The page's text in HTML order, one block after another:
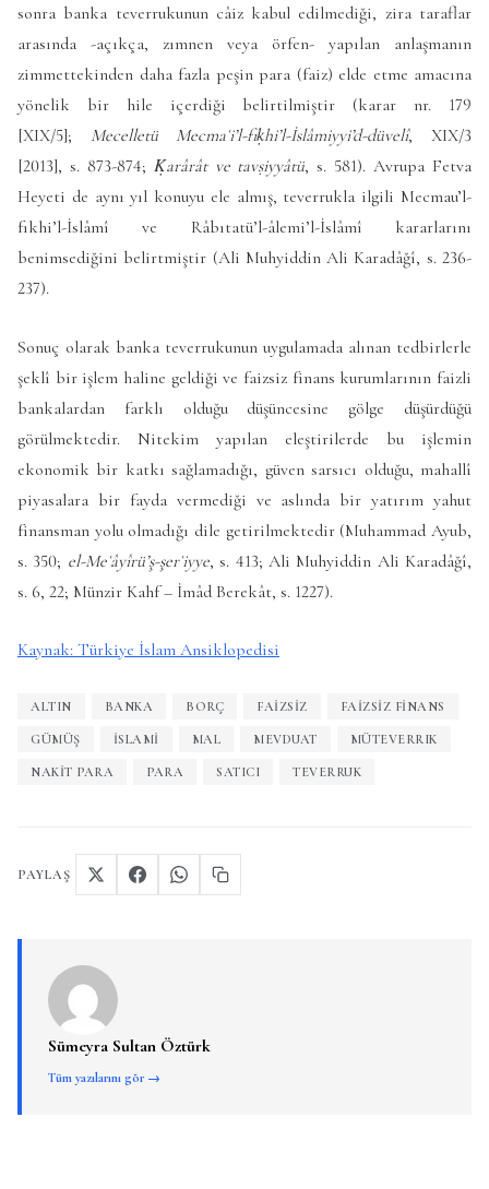
sonra banka teverrukunun câiz kabul edilmediği, zira taraflar
arasında -açıkça, zımnen veya örfen- yapılan anlaşmanın
zimmettekinden daha fazla peşin para (faiz) elde etme amacına
yönelik bir hile içerdiği belirtilmiştir (karar nr. 179
[XIX/5]; Mecelletü Mecmaʿi’l-fıḳhi’l-İslâmiyyi’d-düvelî, XIX/3
[2013], s. 873-874; Ḳarârât ve tavṣiyyâtü, s. 581). Avrupa Fetva
Heyeti de aynı yıl konuyu ele almış, teverrukla ilgili Mecmau’l-
fıkhi’l-İslâmî ve Râbıtatü’l-âlemi’l-İslâmî kararlarını
benimsediğini belirtmiştir (Ali Muhyiddin Ali Karadâğî, s. 236-
237).
Sonuç olarak banka teverrukunun uygulamada alınan tedbirlerle
şeklî bir işlem haline geldiği ve faizsiz finans kurumlarının faizli
bankalardan farklı olduğu düşüncesine gölge düşürdüğü
görülmektedir. Nitekim yapılan eleştirilerde bu işlemin
ekonomik bir katkı sağlamadığı, güven sarsıcı olduğu, mahallî
piyasalara bir fayda vermediği ve aslında bir yatırım yahut
finansman yolu olmadığı dile getirilmektedir (Muhammad Ayub,
s. 350; el-Meʿâyîrü’ş-şerʿiyye, s. 413; Ali Muhyiddin Ali Karadâğî,
s. 6, 22; Münzir Kahf – İmâd Berekât, s. 1227).
Kaynak: Türkiye İslam Ansiklopedisi
ALTIN BANKA BORÇ FAIZSIZ FAIZSIZ FINANS
GÜMÜŞ İSLAMI MAL MEVDUAT MÜTEVERRIK
NAKIT PARA PARA SATICI TEVERRUK
PAYLAŞ
Sümeyra Sultan Öztürk
Tüm yazılarını gör →